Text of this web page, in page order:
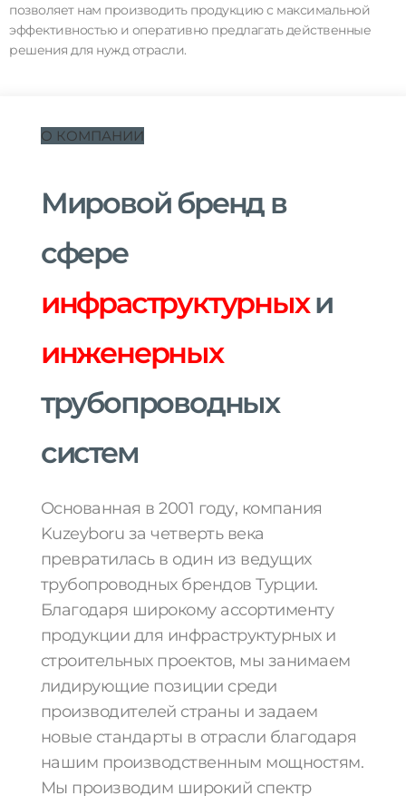
позволяет нам производить продукцию с максимальной
эффективностью и оперативно предлагать действенные
решения для нужд отрасли.
О КОМПАНИИ
Мировой бренд в
сфере
инфраструктурныхи
инженерных
трубопроводных
систем
Основанная в 2001 году, компания
Kuzeyboru за четверть века
превратилась в один из ведущих
трубопроводных брендов Турции.
Благодаря широкому ассортименту
продукции для инфраструктурных и
строительных проектов, мы занимаем
лидирующие позиции среди
производителей страны и задаем
новые стандарты в отрасли благодаря
нашим производственным мощностям.
Мы производим широкий спектр